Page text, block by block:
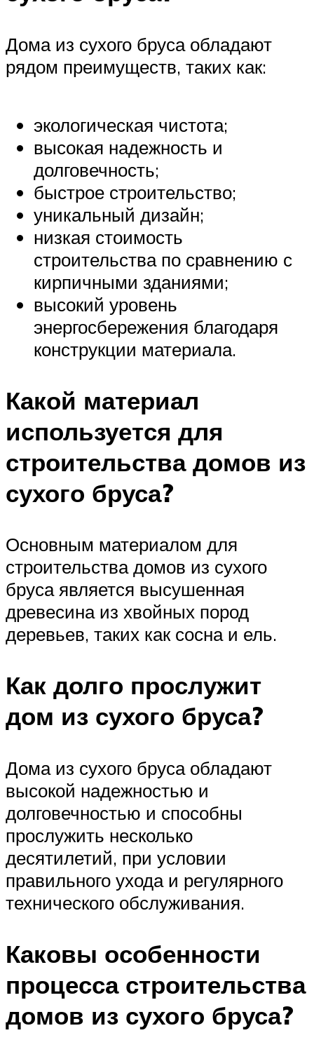
Дома из сухого бруса обладают
рядом преимуществ, таких как:
экологическая чистота;
высокая надежность и
долговечность;
быстрое строительство;
уникальный дизайн;
низкая стоимость
строительства по сравнению с
кирпичными зданиями;
высокий уровень
энергосбережения благодаря
конструкции материала.
Какой материал
используется для
строительства домов из
сухого бруса?
Основным материалом для
строительства домов из сухого
бруса является высушенная
древесина из хвойных пород
деревьев, таких как сосна и ель.
Как долго прослужит
дом из сухого бруса?
Дома из сухого бруса обладают
высокой надежностью и
долговечностью и способны
прослужить несколько
десятилетий, при условии
правильного ухода и регулярного
технического обслуживания.
Каковы особенности
процесса строительства
домов из сухого бруса?